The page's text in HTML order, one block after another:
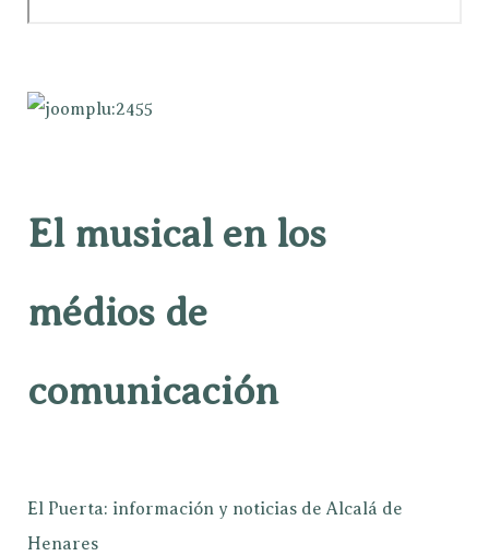
El musical en los
médios de
comunicación
El Puerta: información y noticias de Alcalá de
Henares